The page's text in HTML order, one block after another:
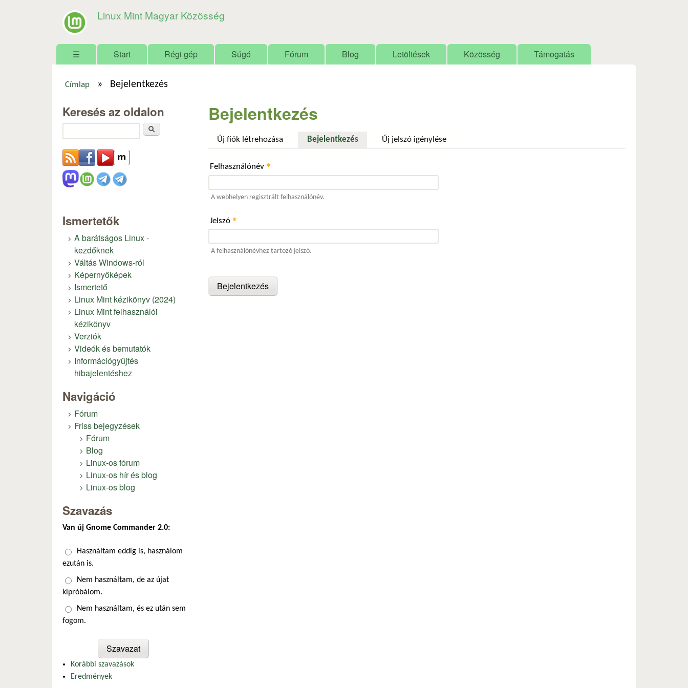
Linux Mint Magyar Közösség
Főmenü
☰ Start Régi gép Súgó Fórum Blog Letöltések Közösség Támogatás
Címlap » Bejelentkezés
Bejelentkezés
Új fiók létrehozása Bejelentkezés(aktív fül)Új jelszó igénylése
Felhasználónév *
A webhelyen regisztrált felhasználónév.
Jelszó *
A felhasználónévhez tartozó jelszó.
Keresés az oldalon
Ismertetők
A barátságos Linux -
kezdőknek
Váltás Windows-ról
Képernyőképek
Ismertető
Linux Mint kézikönyv (2024)
Linux Mint felhasználói
kézikönyv
Verziók
Videók és bemutatók
Információgyűjtés
hibajelentéshez
Navigáció
Fórum
Friss bejegyzések
Fórum
Blog
Linux-os fórum
Linux-os hír és blog
Linux-os blog
Szavazás
Van új Gnome Commander 2.0:
Választások
Használtam eddig is, használom
ezután is.
Nem használtam, de az újat
kipróbálom.
Nem használtam, és ez után sem
fogom.
Korábbi szavazások
Eredmények